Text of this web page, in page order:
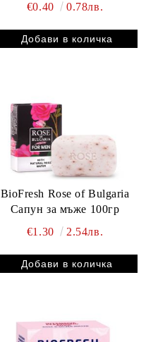
€0.40
0.78лв.
BioFresh Rose of Bulgaria
Сапун за мъже 100гр
€1.30
2.54лв.